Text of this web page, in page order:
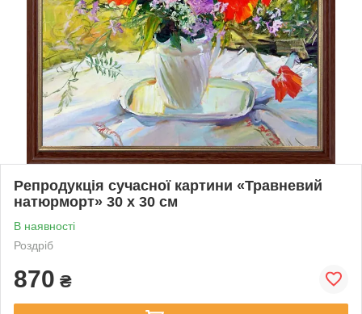
Репродукція сучасної картини «Травневий
натюрморт» 30 х 30 см
В наявності
Роздріб
870 ₴